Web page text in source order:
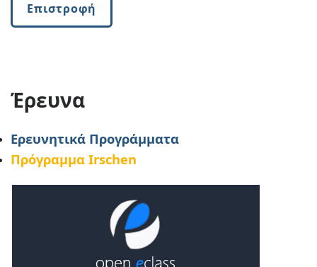
Επιστροφή
Έρευνα
Ερευνητικά Προγράμματα
Πρόγραμμα Irschen